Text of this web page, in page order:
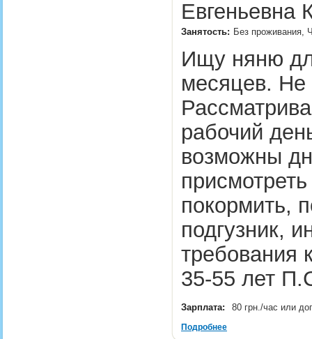
Евгеньевна
Занятость: Без проживания,
Ищу няню
месяцев. Не
рабочий
возможны
покормить,
подгузник,
требования
35-55 лет
Зарплата: 80 грн./час или
Подробнее